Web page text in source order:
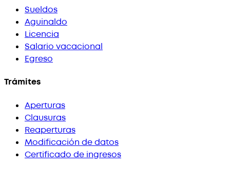
Sueldos
Aguinaldo
Licencia
Salario vacacional
Egreso
Trámites
Aperturas
Clausuras
Reaperturas
Modificación de datos
Certificado de ingresos